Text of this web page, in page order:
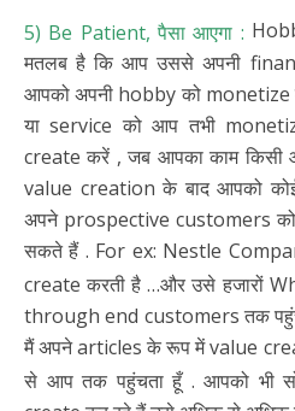
5) Be Patient, पैसा आएगा :
मतलब है कि आप उससे अपनी
आपको अपनी hobby को monetize
या service को आप तभी
create करें , जब आपका काम किसी
value creation के बाद आपको कोई
अपने prospective customers
सकते हैं . For ex: Nestle
create करती है …और उसे हजारों
through end customers तक
मैं अपने articles के रूप में value
से आप तक पहुंचता हूँ . आपको भी